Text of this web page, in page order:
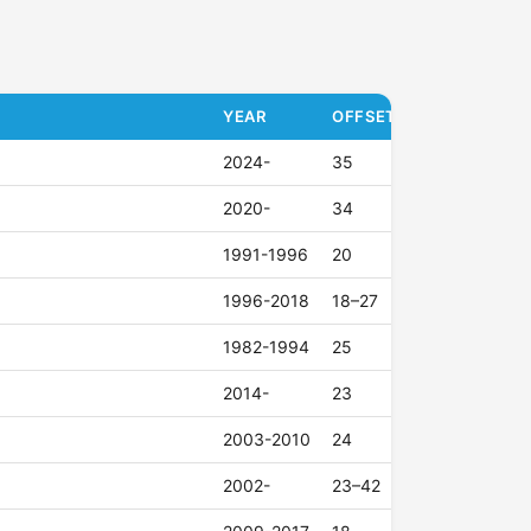
YEAR OFFSET (ET)
2024- 35
2020- 34
1991-1996 20
1996-2018 18–27
1982-1994 25
2014- 23
2003-2010 24
2002- 23–42